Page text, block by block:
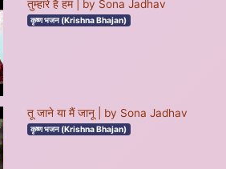
तुम्हारे हैं हम | by Sona Jadhav
कृष्ण भजन (Krishna Bhajan)
तू जाने या मैं जानू | by Sona Jadhav
कृष्ण भजन (Krishna Bhajan)